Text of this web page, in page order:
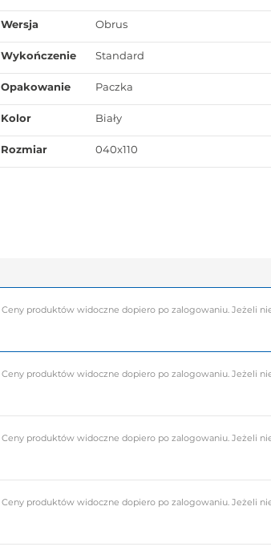
Wersja Obrus
Wykończenie Standard
Opakowanie Paczka
Kolor Biały
Rozmiar 040x110
Ceny produktów widoczne dopiero po zalogowaniu. Jeżeli
Ceny produktów widoczne dopiero po zalogowaniu. Jeżeli
Ceny produktów widoczne dopiero po zalogowaniu. Jeżeli
Ceny produktów widoczne dopiero po zalogowaniu. Jeżeli